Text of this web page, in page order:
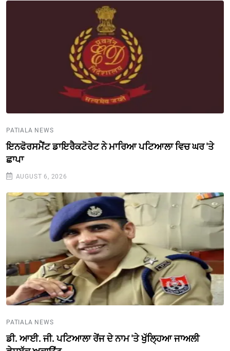
PATIALA NEWS
ਇਨਫੋਰਸਮੈਂਟ ਡਾਇਰੈਕਟੋਰੇਟ ਨੇ ਮਾਰਿਆ ਪਟਿਆਲਾ ਵਿਚ ਘਰ 'ਤੇ
ਛਾਪਾ
AUGUST 6, 2026
PATIALA NEWS
ਡੀ. ਆਈ. ਜੀ. ਪਟਿਆਲਾ ਰੇਂਜ ਦੇ ਨਾਮ 'ਤੇ ਖੁੱਲ੍ਹਿਆ ਜਾਅਲੀ